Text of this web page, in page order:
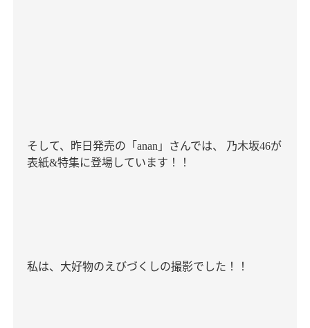
そして、昨日発売の「anan 」さんでは、 乃木坂46が
表紙&特集に登場しています！！
私は、大好物のえびづくしの撮影でした！！